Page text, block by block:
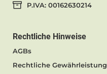
P.IVA: 00162630214
Rechtliche Hinweise
AGBs
Rechtliche Gewährleistung